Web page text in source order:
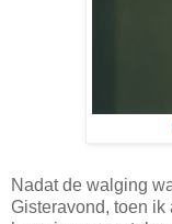
Nadat de walging
Gisteravond, toen ik